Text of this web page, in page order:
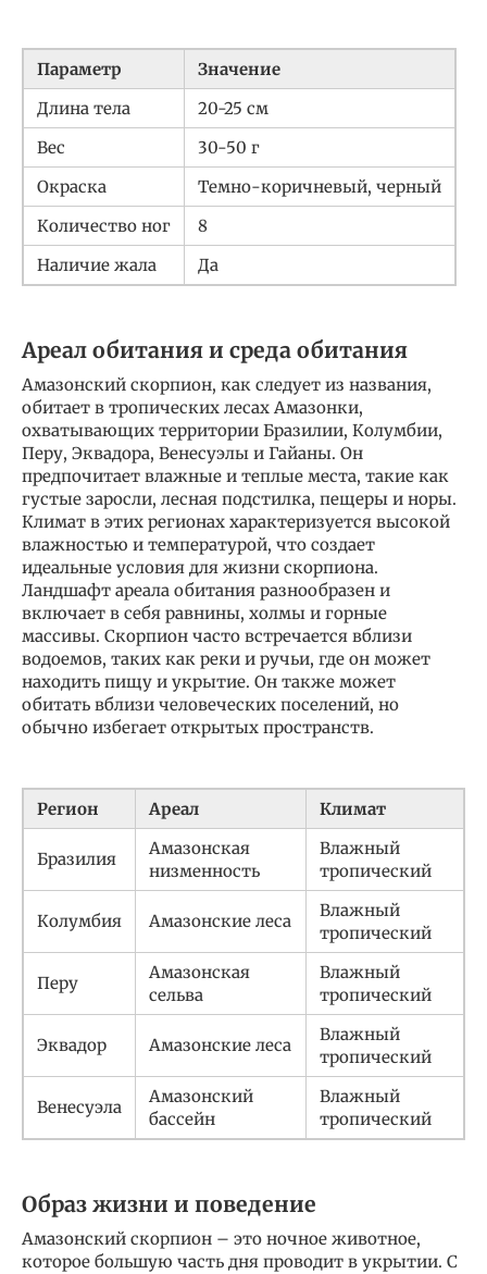
Параметр
Значение
Длина тела
20-25 см
Вес
30-50 г
Окраска
Темно-коричневый, черный
Количество ног
8
Наличие жала
Да
Ареал обитания и среда обитания
Амазонский скорпион, как следует из названия,
обитает в тропических лесах Амазонки,
охватывающих территории Бразилии, Колумбии,
Перу, Эквадора, Венесуэлы и Гайаны. Он
предпочитает влажные и теплые места, такие как
густые заросли, лесная подстилка, пещеры и норы.
Климат в этих регионах характеризуется высокой
влажностью и температурой, что создает
идеальные условия для жизни скорпиона.
Ландшафт ареала обитания разнообразен и
включает в себя равнины, холмы и горные
массивы. Скорпион часто встречается вблизи
водоемов, таких как реки и ручьи, где он может
находить пищу и укрытие. Он также может
обитать вблизи человеческих поселений, но
обычно избегает открытых пространств.
Регион Ареал Климат
Бразилия
Амазонская
низменность
Влажный
тропический
Колумбия Амазонские леса
Влажный
тропический
Перу
Амазонская
сельва
Влажный
тропический
Эквадор Амазонские леса
Влажный
тропический
Венесуэла
Амазонский
бассейн
Влажный
тропический
Образ жизни и поведение
Амазонский скорпион – это ночное животное,
которое большую часть дня проводит в укрытии. С